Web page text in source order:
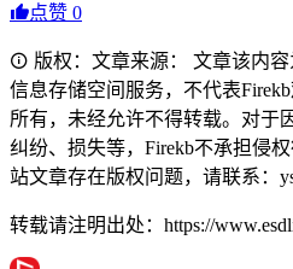
点赞 0
版权：文章来源： 文章该内
信息存储空间服务，不代表
所有，未经允许不得转载。对于
纠纷、损失等，Firekb不承担侵
站文章存在版权问题，请联系：
转载请注明出处：https://